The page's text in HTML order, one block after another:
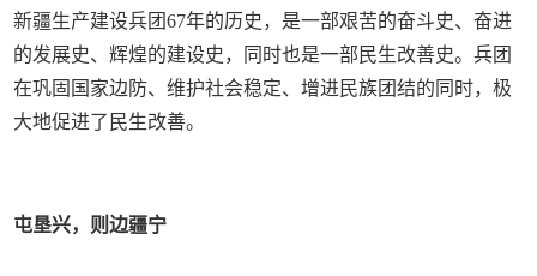
新疆生产建设兵团67年的历史，是一部艰苦的奋斗史、奋进
的发展史、辉煌的建设史，同时也是一部民生改善史。兵团
在巩固国家边防、维护社会稳定、增进民族团结的同时，极
大地促进了民生改善。
屯垦兴，则边疆宁